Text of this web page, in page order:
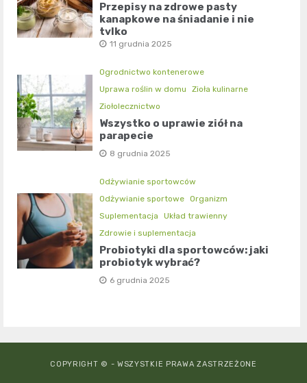
Przepisy na zdrowe pasty
kanapkowe na śniadanie i nie
tylko
11 grudnia 2025
Ogrodnictwo kontenerowe
Uprawa roślin w domu
Zioła kulinarne
Ziołolecznictwo
Wszystko o uprawie ziół na
parapecie
8 grudnia 2025
Odżywianie sportowców
Odżywianie sportowe Organizm
Suplementacja
Układ trawienny
Zdrowie i suplementacja
Probiotyki dla sportowców: jaki
probiotyk wybrać?
6 grudnia 2025
COPYRIGHT © - WSZYSTKIE PRAWA ZASTRZEŻONE